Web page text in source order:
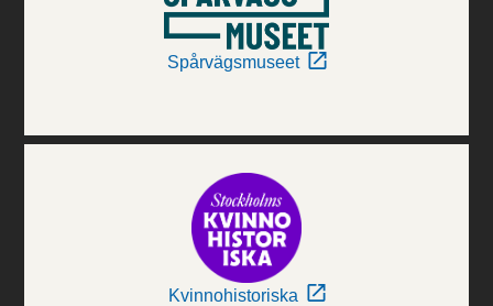
Spårvägsmuseet
Kvinnohistoriska